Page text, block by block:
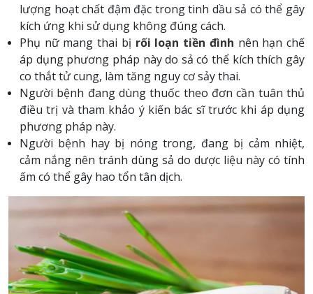
lượng hoạt chất đậm đặc trong tinh dầu sả có thể gây
kích ứng khi sử dụng không đúng cách.
Phụ nữ mang thai bị rối loạn tiền đình nên hạn chế
áp dụng phương pháp này do sả có thể kích thích gây
co thắt tử cung, làm tăng nguy cơ sảy thai.
Người bệnh đang dùng thuốc theo đơn cần tuân thủ
điều trị và tham khảo ý kiến bác sĩ trước khi áp dụng
phương pháp này.
Người bệnh hay bị nóng trong, đang bị cảm nhiệt,
cảm nắng nên tránh dùng sả do dược liệu này có tính
ấm có thể gây hao tổn tân dịch.